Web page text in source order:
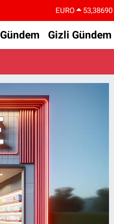
EURO 53,38690
STERLİN
61,60380
BITCOIN
79.591,74
Gündem Gizli Gündem